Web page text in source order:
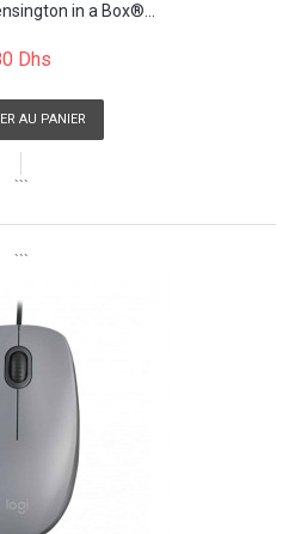
in a Box®...
Dhs
AU PANIER
```
```